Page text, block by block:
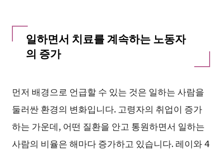
일하면서 치료를 계속하는 노동자
의 증가
먼저 배경으로 언급할 수 있는 것은 일하는 사람을
둘러싼 환경의 변화입니다. 고령자의 취업이 증가
하는 가운데, 어떤 질환을 안고 통원하면서 일하는
사람의 비율은 해마다 증가하고 있습니다. 레이와 4